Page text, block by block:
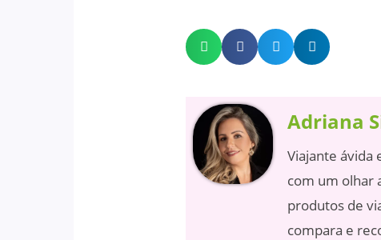
Adriana
Viajante ávida
com um olhar
produtos de
compara e